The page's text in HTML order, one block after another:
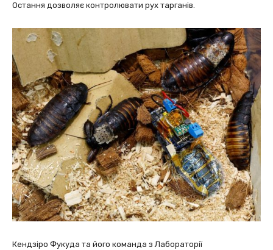
Остання дозволяє контролювати рух тарганів.
Кендзіро Фукуда та його команда з Лабораторії